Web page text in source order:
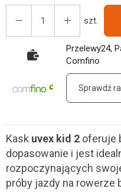
szt.
Przelewy24,
Comfino
Sprawdź
Kask uvex kid 2 oferuje
dopasowanie i jest
rozpoczynających
próby jazdy na rowerze